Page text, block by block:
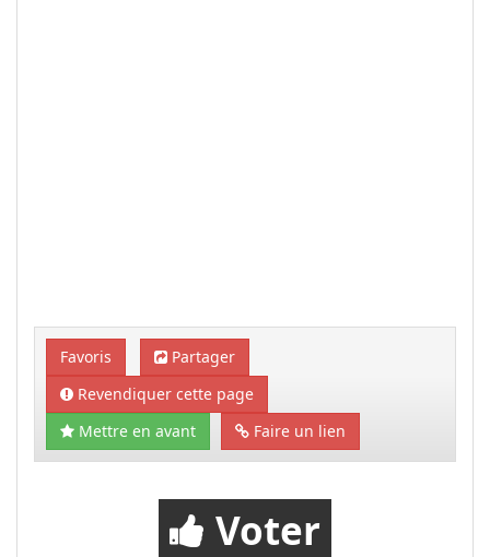
Favoris
Partager
Revendiquer cette page
Mettre en avant
Faire un lien
Voter